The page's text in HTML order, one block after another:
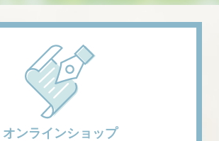
オンラインショップ